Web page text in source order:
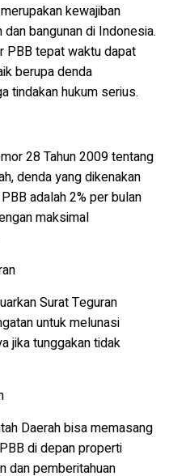
kewajiban
bangunan di Indonesia.
PBB tepat waktu dapat
berupa denda
tindakan hukum serius.
28 Tahun 2009 tentang
denda yang dikenakan
adalah 2% per bulan
maksimal
Surat Teguran
untuk melunasi
jika tunggakan tidak
Daerah bisa memasang
di depan properti
dan pemberitahuan